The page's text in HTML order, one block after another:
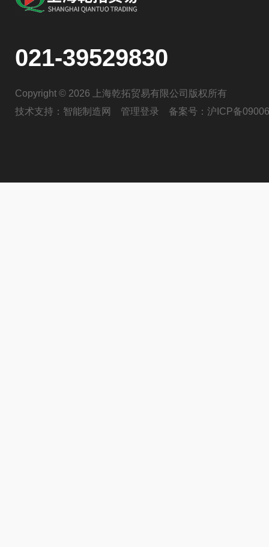
021-39529830
Copyright © 2026 上海乾拓贸易有限公司版权所有
技术支持： 智能制造网 管理登录 备案号： 沪ICP备